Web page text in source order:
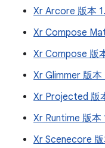
Xr Arcore 版本
Xr Compose
Xr Compose 版
Xr Glimmer 版
Xr Projected 版
Xr Runtime 版
Xr Scenecore